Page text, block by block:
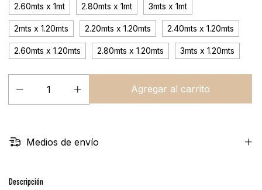
2.60mts x 1mt 2.80mts x 1mt 3mts x 1mt
2mts x 1.20mts 2.20mts x 1.20mts 2.40mts x 1.20mts
2.60mts x 1.20mts 2.80mts x 1.20mts 3mts x 1.20mts
Medios de envío
Descripción